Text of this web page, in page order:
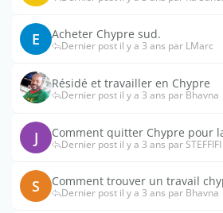
E Acheter Chypre sud.
Dernier post il y a 3 ans par LMarc
Résidé et travailler en Chypre
Dernier post il y a 3 ans par Bhavna
J Comment quitter Chypre pour
Dernier post il y a 3 ans par STEFFIFI
S Comment trouver un travail
Dernier post il y a 3 ans par Bhavna